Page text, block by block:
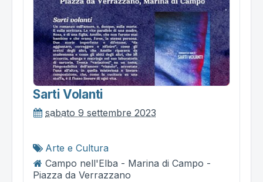
Sarti Volanti
sabato 9 settembre 2023
Arte e Cultura
Campo nell'Elba - Marina di Campo -
Piazza da Verrazzano